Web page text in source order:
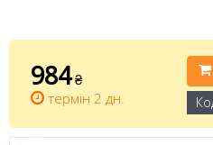
984 ₴
термін 2 дн.